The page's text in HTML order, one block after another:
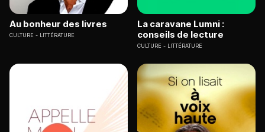
Au bonheur des livres
CULTURE LITTÉRATURE
La caravane Lumni :
conseils de lecture
CULTURE LITTÉRATURE